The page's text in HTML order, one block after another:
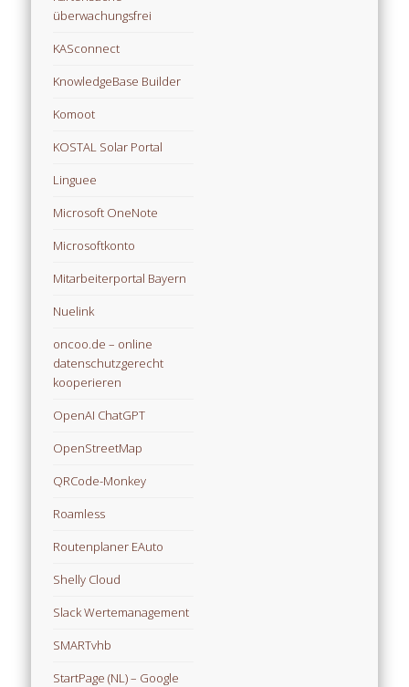
überwachungsfrei
KASconnect
KnowledgeBase Builder
Komoot
KOSTAL Solar Portal
Linguee
Microsoft OneNote
Microsoftkonto
Mitarbeiterportal Bayern
Nuelink
oncoo.de – online
datenschutzgerecht
kooperieren
OpenAI ChatGPT
OpenStreetMap
QRCode-Monkey
Roamless
Routenplaner EAuto
Shelly Cloud
Slack Wertemanagement
SMARTvhb
StartPage (NL) – Google